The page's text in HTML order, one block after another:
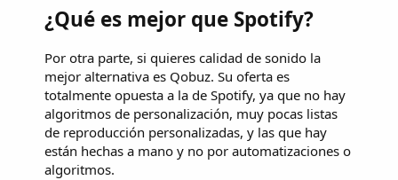
¿Qué es mejor que Spotify?
Por otra parte, si quieres calidad de sonido la
mejor alternativa es Qobuz. Su oferta es
totalmente opuesta a la de Spotify, ya que no hay
algoritmos de personalización, muy pocas listas
de reproducción personalizadas, y las que hay
están hechas a mano y no por automatizaciones o
algoritmos.